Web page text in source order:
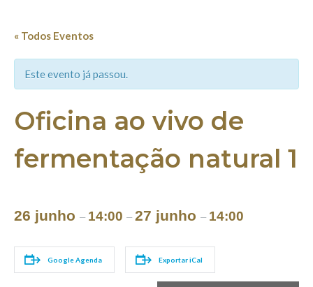
« Todos Eventos
Este evento já passou.
Oficina ao vivo de
fermentação natural 1
26 junho – 14:00 – 27 junho – 14:00
Google Agenda Exportar iCal